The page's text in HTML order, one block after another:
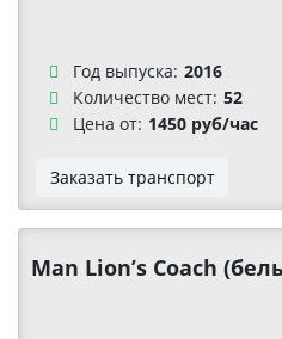
Год выпуска: 2016
Количество мест: 52
Цена от: 1450 руб/час
Заказать транспорт
Man Lion’s Coach